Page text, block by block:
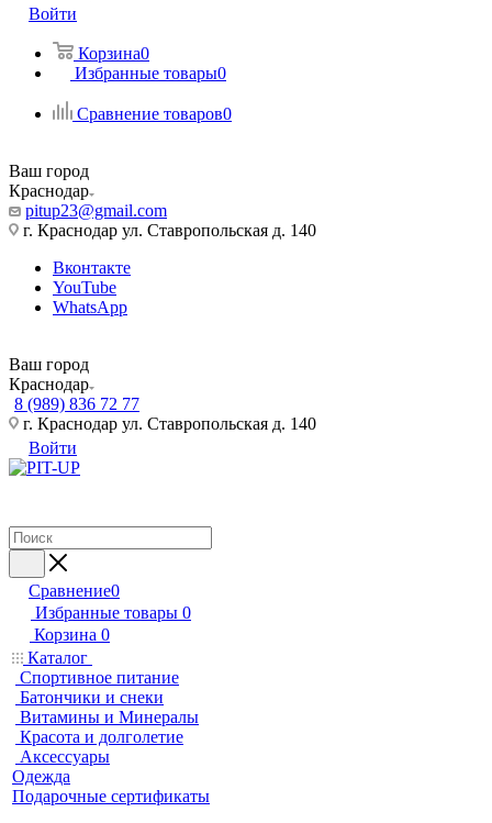
Войти
Корзина0
Избранные товары0
Сравнение товаров0
Ваш город
Краснодар
pitup23@gmail.com
г. Краснодар ул. Ставропольская д. 140
Вконтакте
YouTube
WhatsApp
Ваш город
Краснодар
8 (989) 836 72 77
г. Краснодар ул. Ставропольская д. 140
Войти
Сравнение0
Избранные товары 0
Корзина 0
Каталог
Спортивное питание
Батончики и снеки
Витамины и Минералы
Красота и долголетие
Аксессуары
Одежда
Подарочные сертификаты